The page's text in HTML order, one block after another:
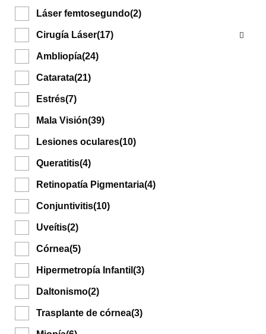
Láser femtosegundo(2)
Cirugía Láser(17)
Ambliopía(24)
Catarata(21)
Estrés(7)
Mala Visión(39)
Lesiones oculares(10)
Queratitis(4)
Retinopatía Pigmentaria(4)
Conjuntivitis(10)
Uveítis(2)
Córnea(5)
Hipermetropía Infantil (3)
Daltonismo(2)
Trasplante de córnea(3)